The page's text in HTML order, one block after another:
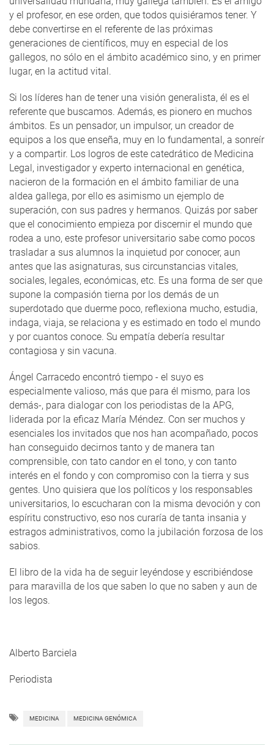
y el profesor, en ese orden, que todos quisiéramos tener. Y
debe convertirse en el referente de las próximas
generaciones de científicos, muy en especial de los
gallegos, no sólo en el ámbito académico sino, y en primer
lugar, en la actitud vital.
Si los líderes han de tener una visión generalista, él es el
referente que buscamos. Además, es pionero en muchos
ámbitos. Es un pensador, un impulsor, un creador de
equipos a los que enseña, muy en lo fundamental, a sonreír
y a compartir. Los logros de este catedrático de Medicina
Legal, investigador y experto internacional en genética,
nacieron de la formación en el ámbito familiar de una
aldea gallega, por ello es asimismo un ejemplo de
superación, con sus padres y hermanos. Quizás por saber
que el conocimiento empieza por discernir el mundo que
rodea a uno, este profesor universitario sabe como pocos
trasladar a sus alumnos la inquietud por conocer, aun
antes que las asignaturas, sus circunstancias vitales,
sociales, legales, económicas, etc. Es una forma de ser que
supone la compasión tierna por los demás de un
superdotado que duerme poco, reflexiona mucho, estudia,
indaga, viaja, se relaciona y es estimado en todo el mundo
y por cuantos conoce. Su empatía debería resultar
contagiosa y sin vacuna.
Ángel Carracedo encontró tiempo - el suyo es
especialmente valioso, más que para él mismo, para los
demás-, para dialogar con los periodistas de la APG,
liderada por la eficaz María Méndez. Con ser muchos y
esenciales los invitados que nos han acompañado, pocos
han conseguido decirnos tanto y de manera tan
comprensible, con tato candor en el tono, y con tanto
interés en el fondo y con compromiso con la tierra y sus
gentes. Uno quisiera que los políticos y los responsables
universitarios, lo escucharan con la misma devoción y con
espíritu constructivo, eso nos curaría de tanta insania y
estragos administrativos, como la jubilación forzosa de los
sabios.
El libro de la vida ha de seguir leyéndose y escribiéndose
para maravilla de los que saben lo que no saben y aun de
los legos.
Alberto Barciela
Periodista
MEDICINA MEDICINA GENÓMICA